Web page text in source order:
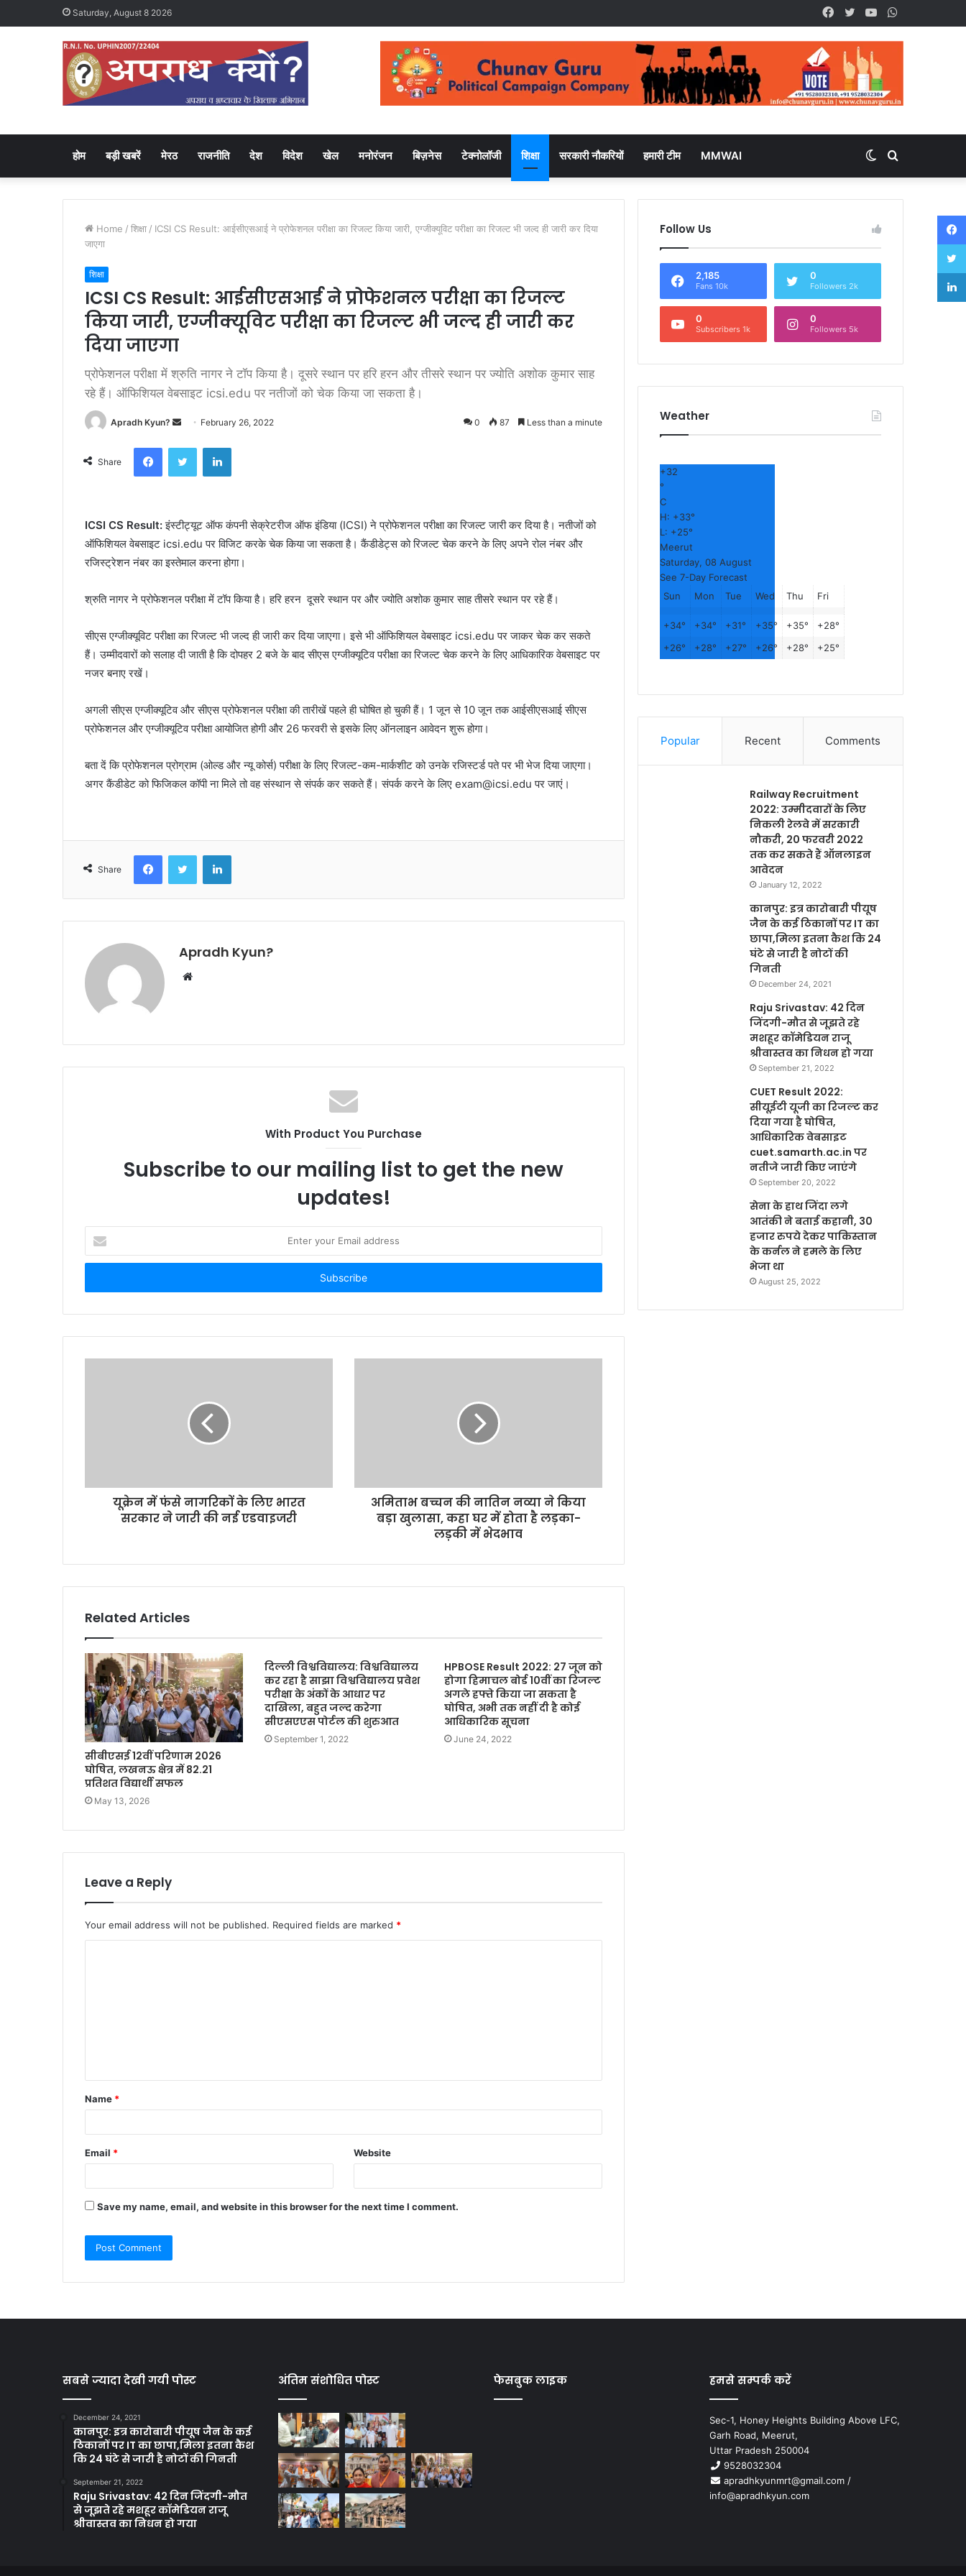
Saturday, August 8 2026 YouTube
Twitter
Facebook
होम बड़ी खबरें मेरठ राजनीति देश विदेश खेल मनोरंजन बिज़नेस टेक्नोलॉजी शिक्षा सरकारी नौकरियों हमारी टीम MMWAI
for
Switch
skin
Home / शिक्षा / ICSI CS Result: आईसीएसआई ने प्रोफेशनल परीक्षा का रिजल्ट किया जारी, एग्जीक्यूविट परीक्षा का रिजल्ट भी जल्द ही जारी कर दिया
जाएगा
शिक्षा
ICSI CS Result: आईसीएसआई ने प्रोफेशनल परीक्षा का रिजल्ट
किया जारी, एग्जीक्यूविट परीक्षा का रिजल्ट भी जल्द ही जारी कर
दिया जाएगा
प्रोफेशनल परीक्षा में श्रुति नागर ने टॉप किया है। दूसरे स्थान पर हरि हरन और तीसरे स्थान पर ज्योति अशोक कुमार साह
रहे हैं। ऑफिशियल वेबसाइट icsi.edu पर नतीजों को चेक किया जा सकता है।
Apradh Kyun?
n
e
m
a
l
February 26, 2022 0 87 Less than a minute
Share
ICSI CS Result:इंस्टीट्यूट ऑफ कंपनी सेक्रेटरीज ऑफ इंडिया (ICSI) ने प्रोफेशनल परीक्षा का रिजल्ट जारी कर दिया है। नतीजों को
ऑफिशियल वेबसाइट icsi.edu पर विजिट करके चेक किया जा सकता है। कैंडीडेट्स को रिजल्ट चेक करने के लिए अपने रोल नंबर और
रजिस्ट्रेशन नंबर का इस्तेमाल करना होगा।
श्रुति नागर ने प्रोफेशनल परीक्षा में टॉप किया है। हरि हरन दूसरे स्थान पर और ज्योति अशोक कुमार साह तीसरे स्थान पर रहे हैं।
सीएस एग्जीक्यूविट परीक्षा का रिजल्ट भी जल्द ही जारी कर दिया जाएगा। इसे भी ऑफिशियल वेबसाइट icsi.edu पर जाकर चेक कर सकते
हैं। उम्मीदवारों को सलाह दी जाती है कि दोपहर 2 बजे के बाद सीएस एग्जीक्यूटिव परीक्षा का रिजल्ट चेक करने के लिए आधिकारिक वेबसाइट पर
नजर बनाए रखें।
अगली सीएस एग्जीक्यूटिव और सीएस प्रोफेशनल परीक्षा की तारीखें पहले ही घोषित हो चुकी हैं। 1 जून से 10 जून तक आईसीएसआई सीएस
प्रोफेशनल और एग्जीक्यूटिव परीक्षा आयोजित होगी और 26 फरवरी से इसके लिए ऑनलाइन आवेदन शुरू होगा।
बता दें कि प्रोफेशनल प्रोग्राम (ओल्ड और न्यू कोर्स) परीक्षा के लिए रिजल्ट-कम-मार्कशीट को उनके रजिस्टर्ड पते पर भी भेज दिया जाएगा।
अगर कैंडीडेट को फिजिकल कॉपी ना मिले तो वह संस्थान से संपर्क कर सकते हैं। संपर्क करने के लिए exam@icsi.edu पर जाएं।
Share
Apradh Kyun?
i
With Product You Purchase
Subscribe to our mailing list to get the new
updates!
t
r
u
r
यूक्रेन में फंसे नागरिकों के लिए भारत
सरकार ने जारी की नई एडवाइजरी
अमिताभ बच्चन की नातिन नव्या ने किया
बड़ा खुलासा, कहा घर में होता है लड़का-
लड़की में भेदभाव
Related Articles
सीबीएसई 12वीं परिणाम 2026
घोषित, लखनऊ क्षेत्र में 82.21
प्रतिशत विद्यार्थी सफल
May 13, 2026
दिल्ली विश्वविद्यालय: विश्वविद्यालय
कर रहा है साझा विश्वविद्यालय प्रवेश
परीक्षा के अंकों के आधार पर
दाखिला, बहुत जल्द करेगा
सीएसएएस पोर्टल की शुरुआत
September 1, 2022
HPBOSE Result 2022: 27 जून को
होगा हिमाचल बोर्ड 10वीं का रिजल्ट
अगले हफ्ते किया जा सकता है
घोषित, अभी तक नहीं दी है कोई
आधिकारिक सूचना
June 24, 2022
Leave a Reply
Your email address will not be published. Required fields are marked *
t
*
Name *
Email * Website
Save my name, email, and website in this browser for the next time I comment.
Follow Us
2,185
Fans 10k
0
Followers 2k
0
Subscribers 1k
0
Followers 5k
Weather
+32
°
C
H: +33°
L: +25°
Meerut
Saturday, 08 August
See 7-Day Forecast
Sun
Mon Tue Wed Thu Fri
+34° +34° +31° +35° +35° +28°
+26° +28° +27° +26° +28° +25°
Popular Recent Comments
Railway Recruitment
2022: उम्मीदवारों के लिए
निकली रेलवे में सरकारी
नौकरी, 20 फरवरी 2022
तक कर सकते हैं ऑनलाइन
आवेदन
January 12, 2022
कानपुर: इत्र कारोबारी पीयूष
जैन के कई ठिकानों पर IT का
छापा,मिला इतना कैश कि 24
घंटे से जारी है नोटों की
गिनती
December 24, 2021
Raju Srivastav: 42 दिन
जिंदगी-मौत से जूझते रहे
मशहूर कॉमेडियन राजू
श्रीवास्तव का निधन हो गया
September 21, 2022
CUET Result 2022:
सीयूईटी यूजी का रिजल्ट कर
दिया गया है घोषित,
आधिकारिक वेबसाइट
cuet.samarth.ac.in पर
नतीजे जारी किए जाएंगे
September 20, 2022
सेना के हाथ जिंदा लगे
आतंकी ने बताई कहानी, 30
हजार रुपये देकर पाकिस्तान
के कर्नल ने हमले के लिए
भेजा था
August 25, 2022
सबसे ज्यादा देखी गयी पोस्ट
December 24, 2021
कानपुर: इत्र कारोबारी पीयूष जैन के कई
ठिकानों पर IT का छापा,मिला इतना कैश
कि 24 घंटे से जारी है नोटों की गिनती
September 21, 2022
Raju Srivastav: 42 दिन जिंदगी-मौत
से जूझते रहे मशहूर कॉमेडियन राजू
श्रीवास्तव का निधन हो गया
अंतिम संशोधित पोस्ट फेसबुक लाइक हमसे सम्पर्क करें
Sec-1, Honey Heights Building Above LFC,
Garh Road, Meerut,
Uttar Pradesh 250004
9528032304
apradhkyunmrt@gmail.com /
info@apradhkyun.com